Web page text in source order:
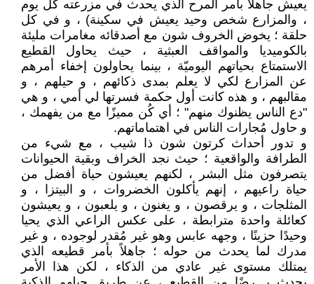
يعيش جاهلاً بأمر المرح الذي يحدث في مزرعته كل يوم
، والمزارع شخص وحيد يعيش في سكينة) ، و في كل
حلقة ؛ يخوض الخروف شون مع أصدقائه مغامرات مليئة
بالكوميديا والمواقف العبثية ، حيث يحاول القطيع
الاستمتاع بحياتهم اليوميّة ، بينما يحاولون إخفاء أمرهم
عن المزارع لكي لا يعلم بمدى ذكائهم ، و حيلهم ، و
مقالبهم ، و هذه كانت أول حكمة فسرتها لي أمي ، و هي
"دع الناس يظنوك منهم" ؛ أي كُن مميزًا مع من يفهمك ،
و حاول مُجارات الناس في اهتماماتهم.
و تدور أحداث كرتون شون ذا شيب ، مع شيء من
الطرافة والواقعية ؛ حيث نجد الخراف وبقية الحيوانات
يتصرفون مثل البشر ، لكنهم يعيشون حياة أفضل من
حياة راعيهم ، إنهم يأكلون الخضروات ، و البيتزا ، و
المثلجات ، و يرقصون ، و يغنون ، و يلعبون ، و يعيشون
كعائلة واحدة مترابطة ، على عكس الراعي الذي يحيا
وحيدًا حزينًا ، وجهه عابس وهو غير مُقدر لوجوده ، و غير
مدرك لما يحدث من حوله ؛ جاهلاً بأمر قطيعه الذي
يمتلك مستوى غير عادي من الذكاء ، لكن هذا الأمر